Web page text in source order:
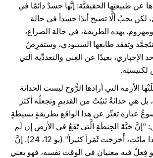
عن طبيعتِها الحقيقيَّة: إنَّها جسدٌ دائمًا في
لكن يجبُ ألَّا تصبحَ أبدًا جسداً في حالة
بهذه الطريقة، في حالة الصراع،
وتفقد طابعها السينودي، وستفرِضُ
الإجباري، بعيدًا عن الغِنى والتعددِّية التي
لكنيستِه.
الأزمة التي أرادها الرُّوح ليست الحداثة
بل هي حداثةٌ تَنبُتُ من القديمِ وتجعلُه أكثر
عبارة تعبِّر عن هذا الواقع بطريقةٍ بسيطةٍ
"إنَّ حَبَّةَ الحِنطَةِ الَّتي تَقَعُ في الأَرض إِن لَم
تَمُتْ تَبقَ وَحدَها. وإذا ماتَت، أَخرَجَت ثَمَراً كثيراً" (يو 12، 24). إنَّ
فِعلٌ فيه معنيان في الوقت نفسه، فهو يعني